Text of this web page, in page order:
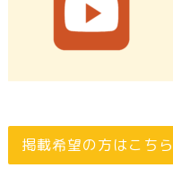
掲載希望の方はこちら